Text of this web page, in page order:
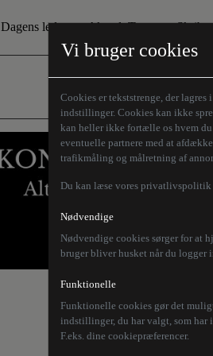
Vi bruger cookies
Cookies er tekststrenge, der
indstillinger. Cookies kan ikke
kan heller ikke fortælle os hvem
eventuelle partnere med at
trafikmåling og målretning af
Du kan læse vores
Nødvendige
Nødvendige cookies sørger for at
bruger bliver husket når du logger
Funktionelle
Funktionelle cookies gør det
indstillinger, du har valgt, som har
F.eks. dine cookiepræferencer.
Dagens leder Aktuelt Tema
Den borgelige brille
Humaniora forfra
Store Danskere